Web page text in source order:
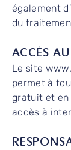
également
du
ACCÈS
Le site
permet à
gratuit et
accès à